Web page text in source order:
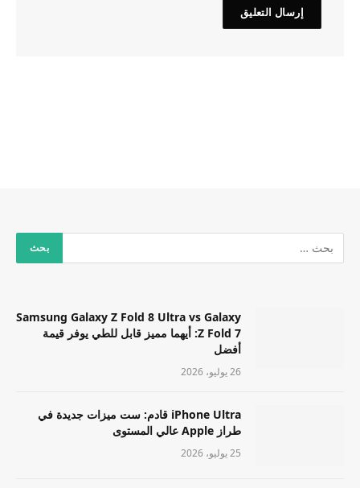
Samsung Galaxy Z Fold 8 Ultra vs Galaxy
Z Fold 7: أيهما مميز قابل للطي يوفر قيمة
أفضل
26 يوليو، 2026
iPhone Ultra قادم: ست ميزات جديدة في
طراز Apple عالي المستوى
25 يوليو، 2026